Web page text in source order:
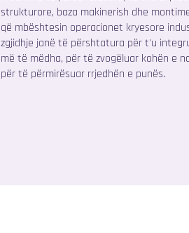
strukturore, baza makinerish dhe
që mbështesin operacionet kryesore
zgjidhje janë të përshtatura për t'u
më të mëdha, për të zvogëluar kohën e
për të përmirësuar rrjedhën e punës.